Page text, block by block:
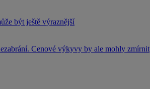
být ještě výraznější
Cenové výkyvy by ale mohly zmírnit